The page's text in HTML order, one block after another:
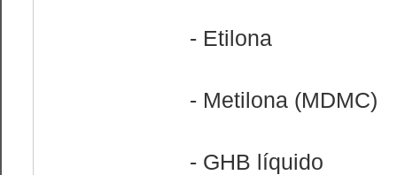
- Etilona
- Metilona (MDMC)
- GHB líquido